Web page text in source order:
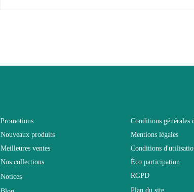
Dimensions 100x75x40
Promotions
Nouveaux produits
Meilleures ventes
Nos collections
Notices
Conditions générales
Mentions légales
Conditions
Éco participation
RGPD
Plan du site